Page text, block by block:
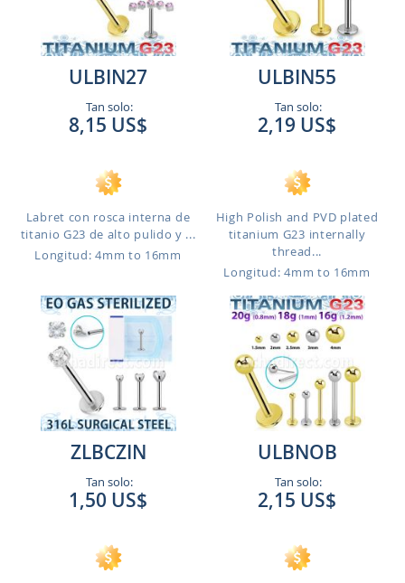
ULBIN27
Tan solo:
8,15 US$
Labret con rosca interna de
titanio G23 de alto pulido y ...
Longitud: 4mm to 16mm
ULBIN55
Tan solo:
2,19 US$
High Polish and PVD plated
titanium G23 internally
thread...
Longitud: 4mm to 16mm
ZLBCZIN
Tan solo:
1,50 US$
ULBNOB
Tan solo:
2,15 US$